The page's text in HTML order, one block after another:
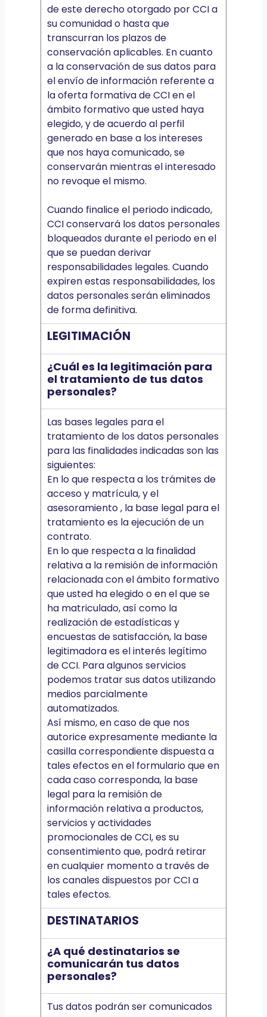
de este derecho otorgado por CCI a
su comunidad o hasta que
transcurran los plazos de
conservación aplicables. En cuanto
a la conservación de sus datos para
el envío de información referente a
la oferta formativa de CCI en el
ámbito formativo que usted haya
elegido, y de acuerdo al perfil
generado en base a los intereses
que nos haya comunicado, se
conservarán mientras el interesado
no revoque el mismo.
Cuando finalice el periodo indicado,
CCI conservará los datos personales
bloqueados durante el periodo en el
que se puedan derivar
responsabilidades legales. Cuando
expiren estas responsabilidades, los
datos personales serán eliminados
de forma definitiva.
LEGITIMACIÓN
¿Cuál es la legitimación para
el tratamiento de tus datos
personales?
Las bases legales para el
tratamiento de los datos personales
para las finalidades indicadas son las
siguientes:
En lo que respecta a los trámites de
acceso y matrícula, y el
asesoramiento , la base legal para el
tratamiento es la ejecución de un
contrato.
En lo que respecta a la finalidad
relativa a la remisión de información
relacionada con el ámbito formativo
que usted ha elegido o en el que se
ha matriculado, así como la
realización de estadísticas y
encuestas de satisfacción, la base
legitimadora es el interés legítimo
de CCI. Para algunos servicios
podemos tratar sus datos utilizando
medios parcialmente
automatizados.
Así mismo, en caso de que nos
autorice expresamente mediante la
casilla correspondiente dispuesta a
tales efectos en el formulario que en
cada caso corresponda, la base
legal para la remisión de
información relativa a productos,
servicios y actividades
promocionales de CCI, es su
consentimiento que, podrá retirar
en cualquier momento a través de
los canales dispuestos por CCI a
tales efectos.
DESTINATARIOS
¿A qué destinatarios se
comunicarán tus datos
personales?
Tus datos podrán ser comunicados